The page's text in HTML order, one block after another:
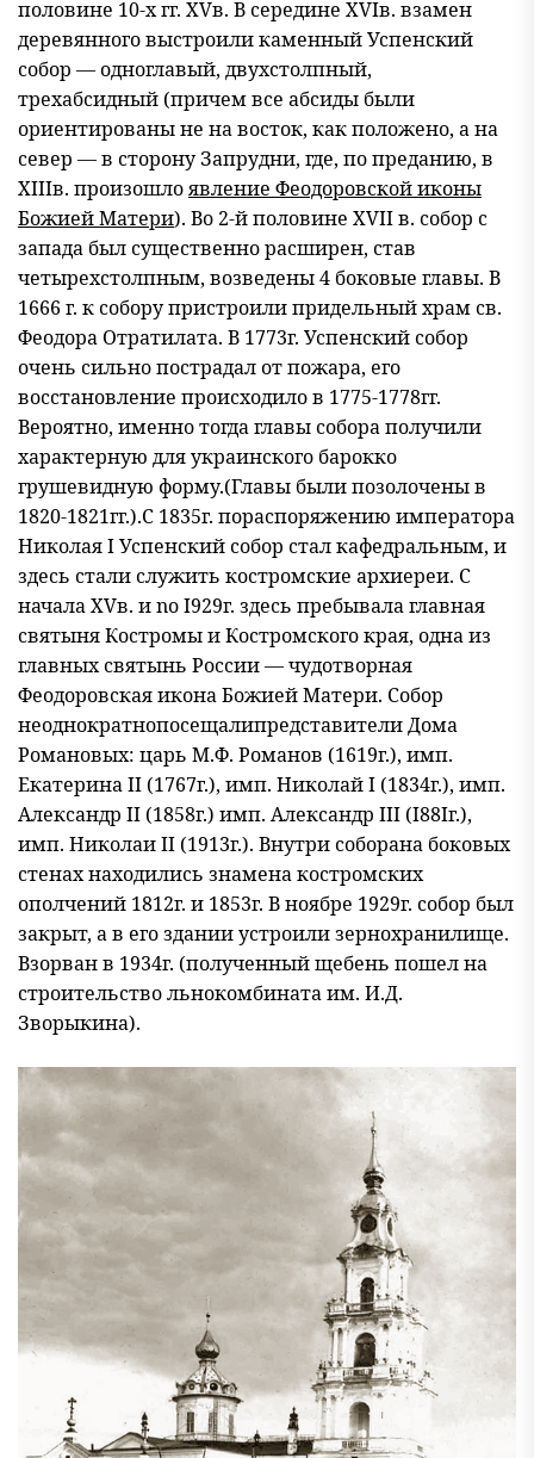
половине 10-х гг. ХVв. В середине ХVIв. взамен
деревянного выстроили каменный Успенский
собор — одноглавый, двухстолпный,
трехабсидный (причем все абсиды были
ориентированы не на восток, как положено, а на
север — в сторону Запрудни, где, по преданию, в
XIIIв. произошлоявление Феодоровской иконы
Божией Матери). Во 2-й половине ХVII в. собор с
запада был существенно расширен, став
четырехстолпным, возведены 4 боковые главы. В
1666 г. к собору пристроили придельный храм св.
Феодора Отратилата. В 1773г. Успенский собор
очень сильно пострадал от пожара, его
восстановление происходило в 1775-1778гг.
Вероятно, именно тогда главы собора получили
характерную для украинского барокко
грушевидную форму.(Главы были позолочены в
1820-1821гг.).С 1835г. пораспоряжению императора
Николая I Успенский собор стал кафедральным, и
здесь стали служить костромские архиереи. С
начала ХVв. и no I929г. здесь пребывала главная
святыня Костромы и Костромского края, одна из
главных святынь России — чудотворная
Феодоровская икона Божией Матери. Собор
неоднократнопосещалипредставители Дома
Романовых: царь М.Ф. Романов (1619г.), имп.
Екатерина II (1767г.), имп. Николай I (1834г.), имп.
Александр II (1858г.) имп. Александр III (I88Iг.),
имп. Николаи II (1913г.). Внутри соборана боковых
стенах находились знамена костромских
ополчений 1812г. и 1853г. В ноябре 1929г. собор был
закрыт, а в его здании устроили зернохранилище.
Взорван в 1934г. (полученный щебень пошел на
строительство льнокомбината им. И.Д.
Зворыкина).